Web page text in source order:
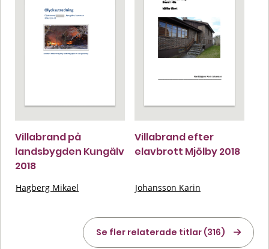
Villabrand på
landsbygden Kungälv
2018
Hagberg Mikael
Villabrand efter
elavbrott Mjölby 2018
Johansson Karin
Se fler relaterade titlar (316)